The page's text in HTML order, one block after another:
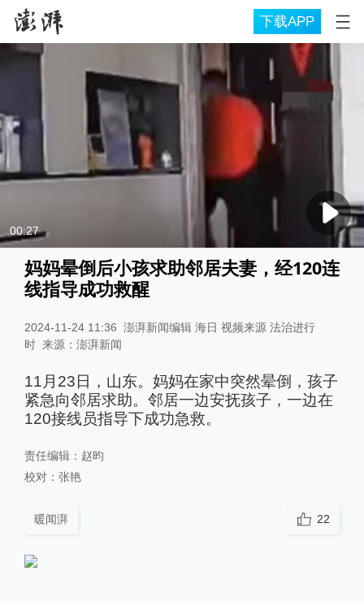
下载APP
00:27
妈妈晕倒后小孩求助邻居夫妻，经120连
线指导成功救醒
2024-11-24 11:36 澎湃新闻编辑 海日 视频来源 法治进行
时 来源： 澎湃新闻
11月23日，山东。妈妈在家中突然晕倒，孩子
紧急向邻居求助。邻居一边安抚孩子，一边在
120接线员指导下成功急救。
责任编辑： 赵昀
校对： 张艳
暖闻湃 22